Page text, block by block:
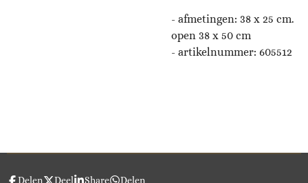
- afmetingen: 38 x 25 cm.
open 38 x 50 cm
- artikelnummer: 605512
Delen Deel Share Delen